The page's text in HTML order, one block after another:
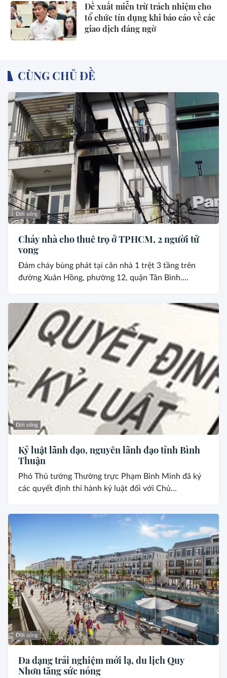
Đề xuất miễn trừ trách nhiệm cho
tổ chức tín dụng khi báo cáo về các
giao dịch đáng ngờ
CÙNG CHỦ ĐỀ
Đời sống
Cháy nhà cho thuê trọ ở TPHCM, 2 người tử
vong
Đám cháy bùng phát tại căn nhà 1 trệt 3 tầng trên
đường Xuân Hồng, phường 12, quận Tân Bình....
Đời sống
Kỷ luật lãnh đạo, nguyên lãnh đạo tỉnh Bình
Thuận
Phó Thủ tướng Thường trực Phạm Bình Minh đã ký
các quyết định thi hành kỷ luật đối với Chủ...
Đời sống
Đa dạng trải nghiệm mới lạ, du lịch Quy
Nhơn tăng sức nóng